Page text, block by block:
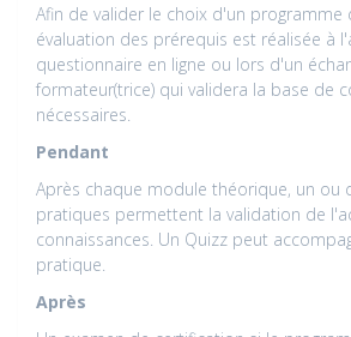
Afin de valider le choix d'un programme
évaluation des prérequis est réalisée à
questionnaire en ligne ou lors d'un
formateur(trice) qui validera la base de
nécessaires.
Pendant
Après chaque module théorique, un ou
pratiques permettent la validation de
connaissances. Un Quizz peut
pratique.
Après